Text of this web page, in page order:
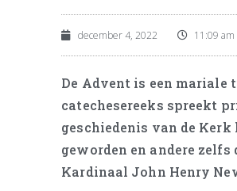
december 4, 2022 11:09 am
De Advent is een mariale
catechesereeks spreekt
geschiedenis van de
geworden en andere
Kardinaal John Henry